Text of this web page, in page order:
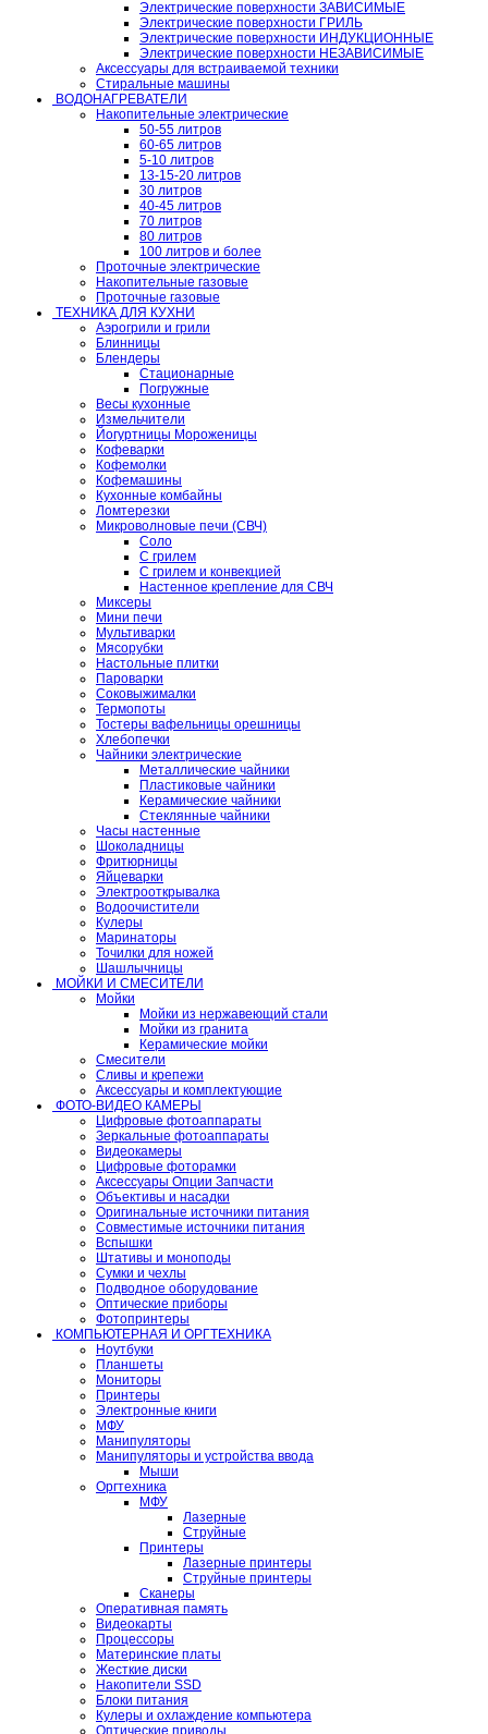
Электрические поверхности ЗАВИСИМЫЕ
Электрические поверхности ГРИЛЬ
Электрические поверхности ИНДУКЦИОННЫЕ
Электрические поверхности НЕЗАВИСИМЫЕ
Аксессуары для встраиваемой техники
Стиральные машины
ВОДОНАГРЕВАТЕЛИ
Накопительные электрические
50-55 литров
60-65 литров
5-10 литров
13-15-20 литров
30 литров
40-45 литров
70 литров
80 литров
100 литров и более
Проточные электрические
Накопительные газовые
Проточные газовые
ТЕХНИКА ДЛЯ КУХНИ
Аэрогрили и грили
Блинницы
Блендеры
Стационарные
Погружные
Весы кухонные
Измельчители
Йогуртницы Мороженицы
Кофеварки
Кофемолки
Кофемашины
Кухонные комбайны
Ломтерезки
Микроволновые печи (СВЧ)
Соло
С грилем
С грилем и конвекцией
Настенное крепление для СВЧ
Миксеры
Мини печи
Мультиварки
Мясорубки
Настольные плитки
Пароварки
Соковыжималки
Термопоты
Тостеры вафельницы орешницы
Хлебопечки
Чайники электрические
Металлические чайники
Пластиковые чайники
Керамические чайники
Стеклянные чайники
Часы настенные
Шоколадницы
Фритюрницы
Яйцеварки
Электрооткрывалка
Водоочистители
Кулеры
Маринаторы
Точилки для ножей
Шашлычницы
МОЙКИ И СМЕСИТЕЛИ
Мойки
Мойки из нержавеющий стали
Мойки из гранита
Керамические мойки
Смесители
Сливы и крепежи
Аксессуары и комплектующие
ФОТО-ВИДЕО КАМЕРЫ
Цифровые фотоаппараты
Зеркальные фотоаппараты
Видеокамеры
Цифровые фоторамки
Аксессуары Опции Запчасти
Объективы и насадки
Оригинальные источники питания
Совместимые источники питания
Вспышки
Штативы и моноподы
Сумки и чехлы
Подводное оборудование
Оптические приборы
Фотопринтеры
КОМПЬЮТЕРНАЯ И ОРГТЕХНИКА
Ноутбуки
Планшеты
Мониторы
Принтеры
Электронные книги
МФУ
Манипуляторы
Манипуляторы и устройства ввода
Мыши
Оргтехника
МФУ
Лазерные
Струйные
Принтеры
Лазерные принтеры
Струйные принтеры
Сканеры
Оперативная память
Видеокарты
Процессоры
Материнские платы
Жесткие диски
Накопители SSD
Блоки питания
Кулеры и охлаждение компьютера
Оптические приводы